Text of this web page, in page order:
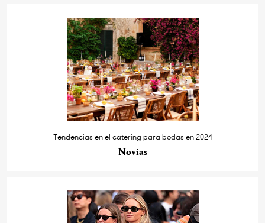
Tendencias en el catering para bodas en 2024
Novias